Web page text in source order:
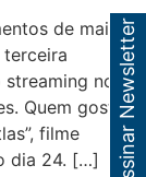
de maio
no
Quem gosta
filme
dia 24. […]
Assinar Newsletter